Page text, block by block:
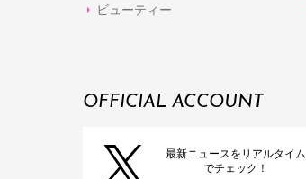
ビューティー
OFFICIAL ACCOUNT
最新ニュースをリアルタイム
でチェック！